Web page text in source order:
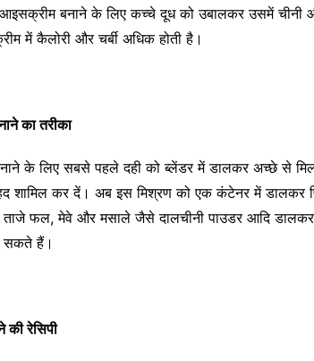
बनाने के लिए कच्चे दूध को उबालकर उसमें चीनी
में कैलोरी और चर्बी अधिक होती है।
का तरीका
के लिए सबसे पहले दही को ब्लेंडर में डालकर अच्छे से
शामिल कर दें। अब इस मिश्रण को एक कंटेनर में
फल, मेवे और मसाले जैसे दालचीनी पाउडर आदि
सकते हैं।
रेसिपी